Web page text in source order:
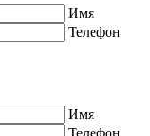
Имя
Телефон
Имя
Телефон